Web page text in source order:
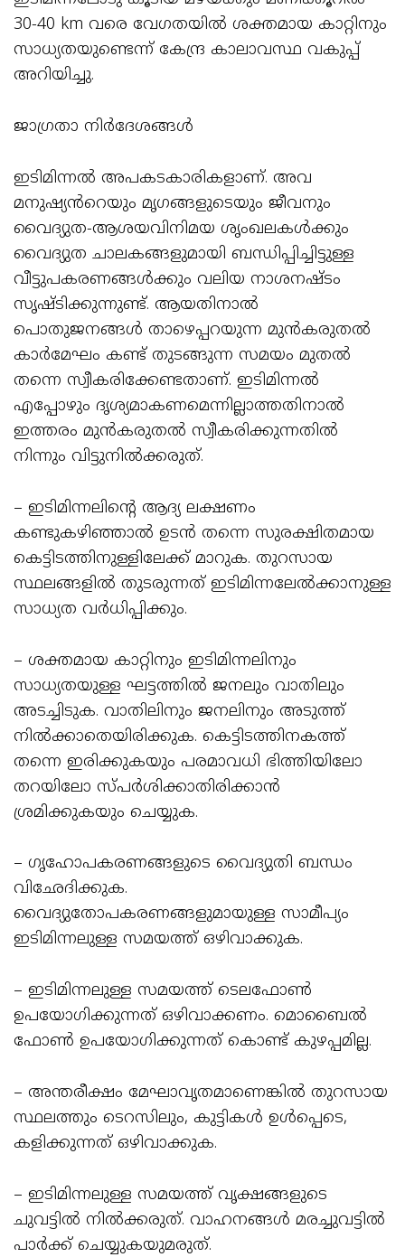
30-40 km വരെ വേഗതയിൽ ശക്തമായ കാറ്റിനും
സാധ്യതയുണ്ടെന്ന് കേന്ദ്ര കാലാവസ്ഥ വകുപ്പ്
അറിയിച്ചു.
ജാഗ്രതാ നിർദേശങ്ങൾ
ഇടിമിന്നൽ അപകടകാരികളാണ്. അവ
മനുഷ്യൻറെയും മൃഗങ്ങളുടെയും ജീവനും
വൈദ്യുത-ആശയവിനിമയ ശൃംഖലകൾക്കും
വൈദ്യുത ചാലകങ്ങളുമായി ബന്ധിപ്പിച്ചിട്ടുള്ള
വീട്ടുപകരണങ്ങൾക്കും വലിയ നാശനഷ്ടം
സൃഷ്ടിക്കുന്നുണ്ട്. ആയതിനാൽ
പൊതുജനങ്ങൾ താഴെപ്പറയുന്ന മുൻകരുതൽ
കാർമേഘം കണ്ട് തുടങ്ങുന്ന സമയം മുതൽ
തന്നെ സ്വീകരിക്കേണ്ടതാണ്. ഇടിമിന്നൽ
എപ്പോഴും ദൃശ്യമാകണമെന്നില്ലാത്തതിനാൽ
ഇത്തരം മുൻകരുതൽ സ്വീകരിക്കുന്നതിൽ
നിന്നും വിട്ടുനിൽക്കരുത്.
– ഇടിമിന്നലിന്റെ ആദ്യ ലക്ഷണം
കണ്ടുകഴിഞ്ഞാൽ ഉടൻ തന്നെ സുരക്ഷിതമായ
കെട്ടിടത്തിനുള്ളിലേക്ക്‌ മാറുക. തുറസായ
സ്ഥലങ്ങളിൽ തുടരുന്നത് ഇടിമിന്നലേൽക്കാനുള്ള
സാധ്യത വർധിപ്പിക്കും.
– ശക്തമായ കാറ്റിനും ഇടിമിന്നലിനും
സാധ്യതയുള്ള ഘട്ടത്തിൽ ജനലും വാതിലും
അടച്ചിടുക. വാതിലിനും ജനലിനും അടുത്ത്
നിൽക്കാതെയിരിക്കുക. കെട്ടിടത്തിനകത്ത്
തന്നെ ഇരിക്കുകയും പരമാവധി ഭിത്തിയിലോ
തറയിലോ സ്പർശിക്കാതിരിക്കാൻ
ശ്രമിക്കുകയും ചെയ്യുക.
– ഗൃഹോപകരണങ്ങളുടെ വൈദ്യുതി ബന്ധം
വിഛേദിക്കുക.
വൈദ്യുതോപകരണങ്ങളുമായുള്ള സാമീപ്യം
ഇടിമിന്നലുള്ള സമയത്ത് ഒഴിവാക്കുക.
– ഇടിമിന്നലുള്ള സമയത്ത് ടെലഫോൺ
ഉപയോഗിക്കുന്നത് ഒഴിവാക്കണം. മൊബൈൽ
ഫോൺ ഉപയോഗിക്കുന്നത് കൊണ്ട് കുഴപ്പമില്ല.
– അന്തരീക്ഷം മേഘാവൃതമാണെങ്കിൽ തുറസായ
സ്ഥലത്തും ടെറസിലും, കുട്ടികൾ ഉൾപ്പെടെ,
കളിക്കുന്നത് ഒഴിവാക്കുക.
– ഇടിമിന്നലുള്ള സമയത്ത് വൃക്ഷങ്ങളുടെ
ചുവട്ടിൽ നിൽക്കരുത്‌. വാഹനങ്ങൾ മരച്ചുവട്ടിൽ
പാർക്ക് ചെയ്യുകയുമരുത്.